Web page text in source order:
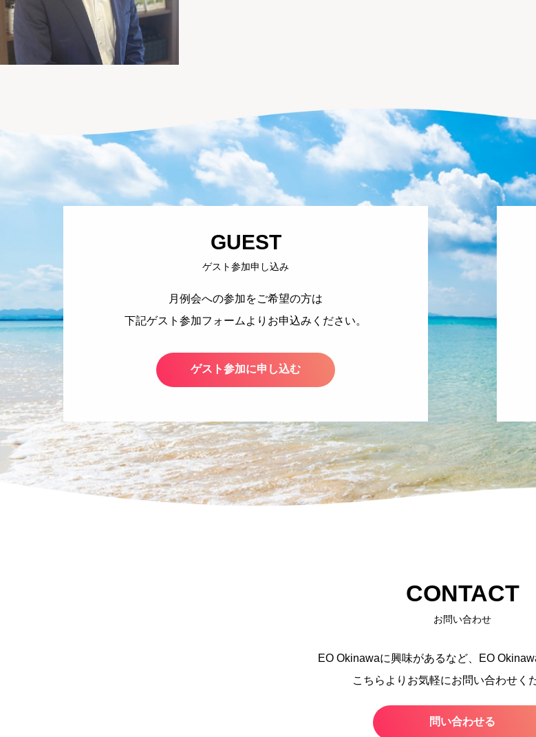
GUEST
ゲスト参加申し込み
月例会への参加をご希望の方は
下記ゲスト参加フォームより お申込みください。
ゲスト参加に申し込む
CONTACT
お問い合わせ
EO Okinawaに興味があるなど、
EO
こちらよりお気軽にお問い合わせく
問い合わせる